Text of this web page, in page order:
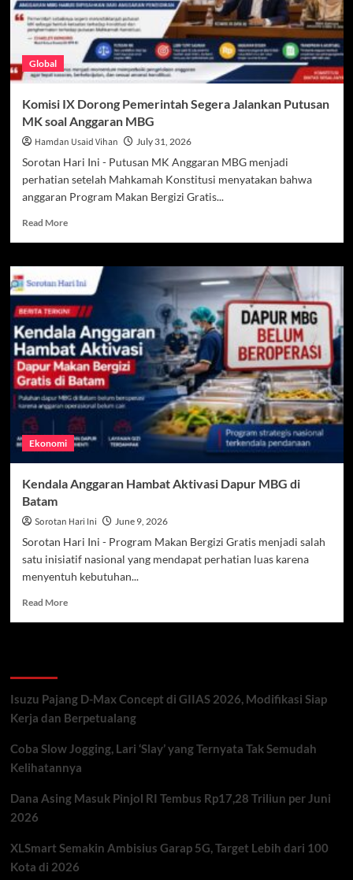
Global
Komisi IX Dorong Pemerintah Segera Jalankan Putusan
MK soal Anggaran MBG
Hamdan Usaid Vihan July 31, 2026
Sorotan Hari Ini - Putusan MK Anggaran MBG menjadi
perhatian setelah Mahkamah Konstitusi menyatakan bahwa
anggaran Program Makan Bergizi Gratis...
Read MoreRead
Komisi
IX
Dorong
Pemerintah
Segera
Jalankan
Putusan
MK
soal
Anggaran
MBG
Ekonomi
Kendala Anggaran Hambat Aktivasi Dapur MBG di
Batam
Sorotan Hari Ini June 9, 2026
Sorotan Hari Ini - Program Makan Bergizi Gratis menjadi salah
satu inisiatif nasional yang mendapat perhatian luas karena
menyentuh kebutuhan...
Read MoreRead
Dapur
MBG
Batam
Isuzu Pajang D-Max Concept di GIIAS 2026, Modifikasi Siap
Kerja dan Berpetualang
Coba Slow Jogging, Lari ‘Slay’ yang Ternyata Tak Semudah
Kelihatannya
Dana Asing Masuk Pinjol RI Tembus Rp17,28 Triliun per Juni
2026
XLSmart Semakin Ambisius Garap 5G, Target Lebih dari 100
Kota di 2026